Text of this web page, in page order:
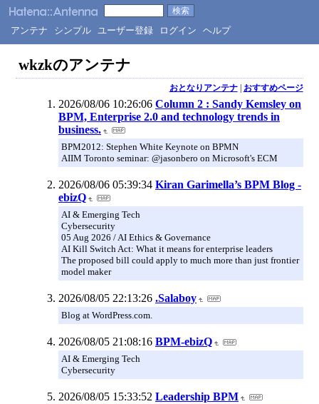
アンテナ シンプル ユーザー登録 ログイン ヘルプ
wkzkのアンテナ
おとなりアンテナ| おすすめページ
2026/08/06 10:26:06 Column 2 : Sandy Kemsley on
BPM, Enterprise 2.0 and technology trends in
business.
BPM2012: Stephen White Keynote on BPMN
AIIM Toronto seminar: @jasonbero on Microsoft's ECM
2026/08/06 05:39:34 Kiran Garimella’s BPM Blog -
ebizQ
AI & Emerging Tech
Cybersecurity
05 Aug 2026 / AI Ethics & Governance
AI Kill Switch Act: What it means for enterprise leaders
The proposed bill could apply to much more than just frontier
model maker
2026/08/05 22:13:26 .Salaboy
Blog at WordPress.com.
2026/08/05 21:08:16 BPM-ebizQ
AI & Emerging Tech
Cybersecurity
2026/08/05 15:33:52 Leadership BPM